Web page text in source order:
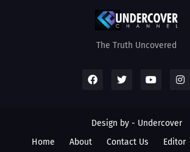
The Truth Uncovered
Design by - Undercover
Home
About Contact Us Editor